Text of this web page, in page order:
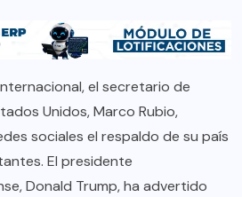
el secretario de
Unidos, Marco Rubio,
sociales el respaldo de su país
El presidente
Donald Trump, ha advertido